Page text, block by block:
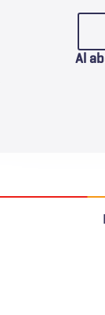
Al